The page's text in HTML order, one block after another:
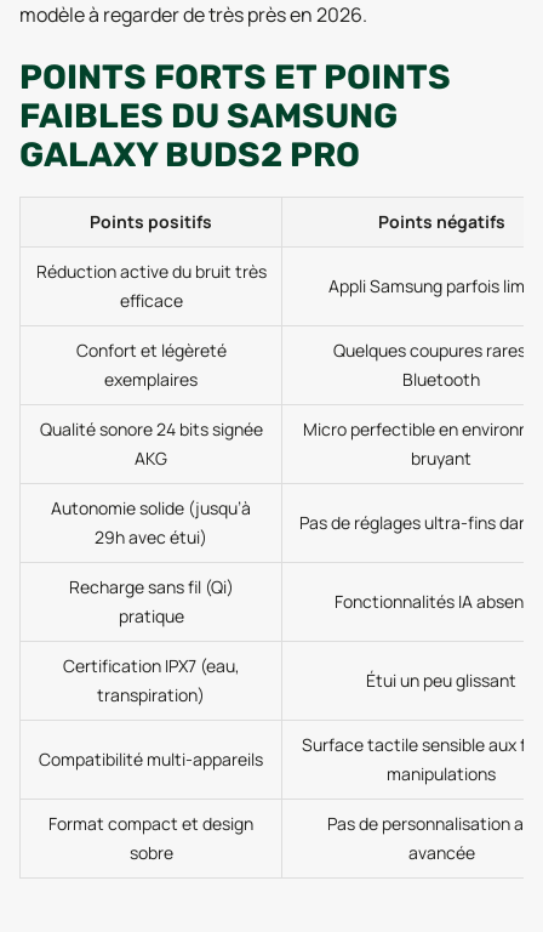
modèle à regarder de très près en 2026.
POINTS FORTS ET POINTS
FAIBLES DU SAMSUNG
GALAXY BUDS2 PRO
Points positifs Points négatifs
Réduction active du bruit très
efficace
Appli Samsung parfois
Confort et légèreté
exemplaires
Quelques coupures rares
Bluetooth
Qualité sonore 24 bits signée
AKG
Micro perfectible en
bruyant
Autonomie solide (jusqu’à
29h avec étui)
Pas de réglages ultra-fins dans
Recharge sans fil (Qi)
pratique
Fonctionnalités IA
Certification IPX7 (eau,
transpiration)
Étui un peu glissant
Compatibilité multi-appareils
Surface tactile sensible aux
manipulations
Format compact et design
sobre
Pas de personnalisation
avancée